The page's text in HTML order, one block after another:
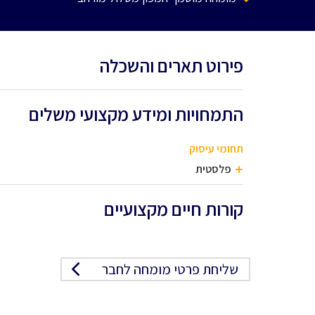
פירוט תארים והשכלה
התמחויות ומידע מקצועי משלים
תחומי עיסוק
פלסטית
קורות חיים מקצועיים
שליחת פרטי מומחה לחבר